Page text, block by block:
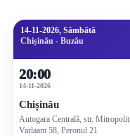
14-11-2026, Sâmbătă
Chișinău - Buzău
20:00
14-11-2026
Chișinău
Autogara Centrală, str. Mitropolit
Varlaam 58, Peronul 21